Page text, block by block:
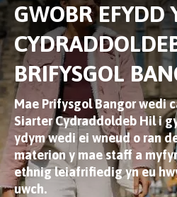
GWOBR EFYDD
BRIFYSGOL
Mae Prifysgol Bangor wedi
Siarter Cydraddoldeb Hil i
ydym wedi ei wneud o ran
materion y mae staff a
ethnig leiafrifiedig yn eu
uwch.